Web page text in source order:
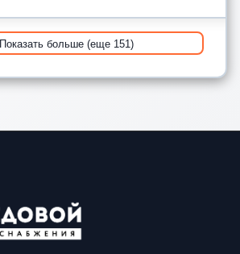
Показать больше (еще 151)